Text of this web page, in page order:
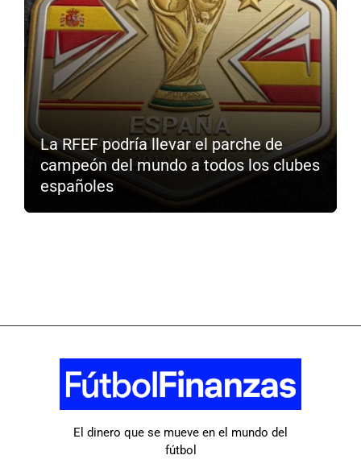
La RFEF podría llevar el parche de
campeón del mundo a todos los clubes
españoles
El dinero que se mueve en el mundo del
fútbol